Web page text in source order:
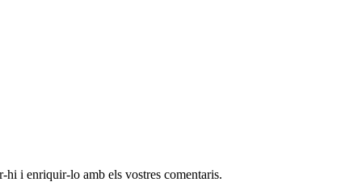
hi i enriquir-lo amb els vostres comentaris.